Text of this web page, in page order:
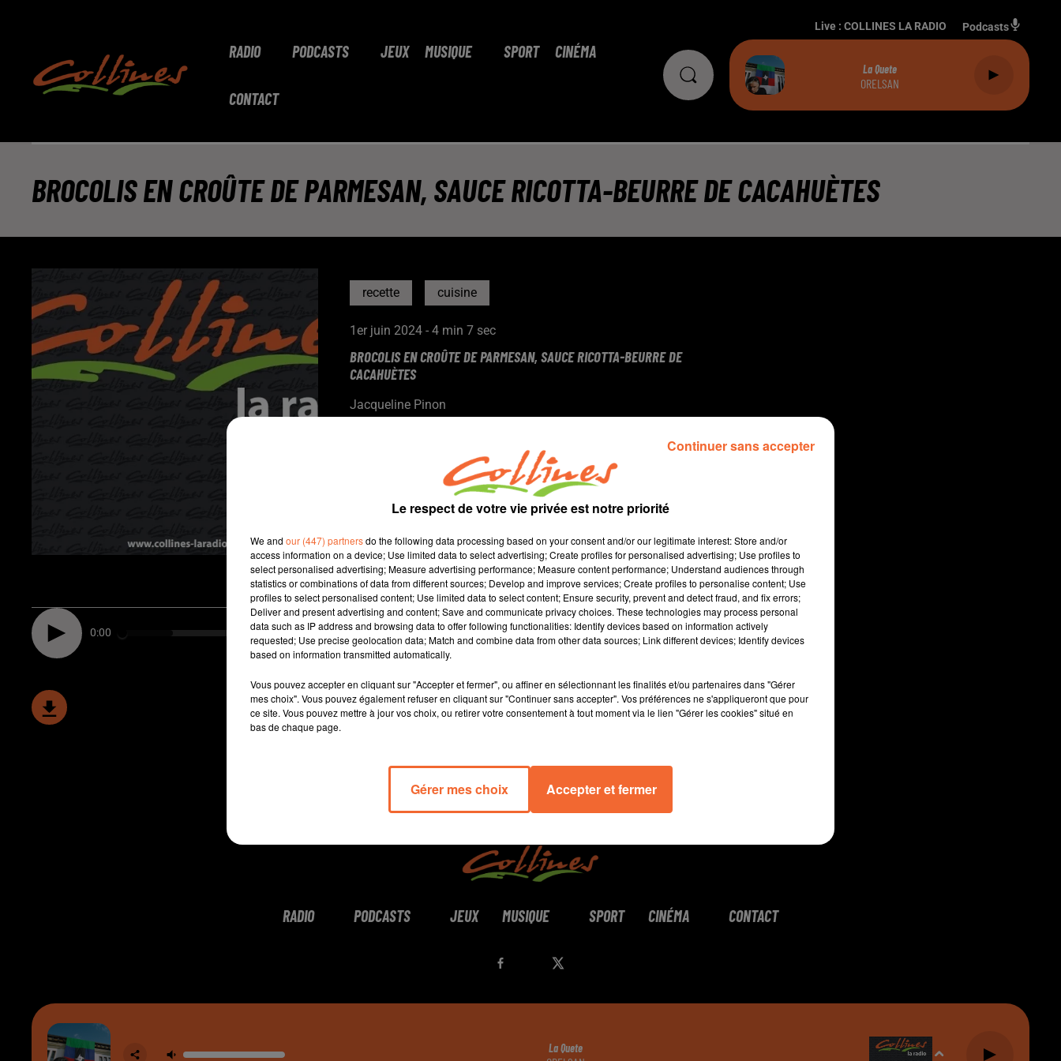
RADIO PODCASTS JEUX MUSIQUE SPORT CINÉMA
CONTACT
Live : COLLINES LA RADIO Podcasts
La Quete
ORELSAN
BROCOLIS EN CROÛTE DE PARMESAN, SAUCE RICOTTA-BEURRE DE CACAHUÈTES
recette cuisine
1er juin 2024 - 4 min 7 sec
BROCOLIS EN CROÛTE DE PARMESAN, SAUCE RICOTTA-BEURRE DE
CACAHUÈTES
Jacqueline Pinon
Recette présentée par Hélène et Jacqueline.
0:00 4 min 7 sec
RADIO PODCASTS JEUX MUSIQUE SPORT CINÉMA CONTACT
La Quete
Le respect de votre vie privée est notre priorité
We and our (447) partnersdo the following data processing based on your consent and/or our legitimate interest: Store and/or
access information on a device; Use limited data to select advertising; Create profiles for personalised advertising; Use profiles to
select personalised advertising; Measure advertising performance; Measure content performance; Understand audiences through
statistics or combinations of data from different sources; Develop and improve services; Create profiles to personalise content; Use
profiles to select personalised content; Use limited data to select content; Ensure security, prevent and detect fraud, and fix errors;
Deliver and present advertising and content; Save and communicate privacy choices. These technologies may process personal
data such as IP address and browsing data to offer following functionalities: Identify devices based on information actively
requested; Use precise geolocation data; Match and combine data from other data sources; Link different devices; Identify devices
based on information transmitted automatically.
Vous pouvez accepter en cliquant sur "Accepter et fermer", ou affiner en sélectionnant les finalités et/ou partenaires dans "Gérer
mes choix". Vous pouvez également refuser en cliquant sur "Continuer sans accepter". Vos préférences ne s'appliqueront que pour
ce site. Vous pouvez mettre à jour vos choix, ou retirer votre consentement à tout moment via le lien "Gérer les cookies" situé en
bas de chaque page.
Gérer mes choix Accepter et fermer
Continuer sans accepter